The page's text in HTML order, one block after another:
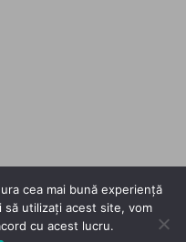
cea mai bună experiență
utilizați acest site, vom
cu acest lucru.